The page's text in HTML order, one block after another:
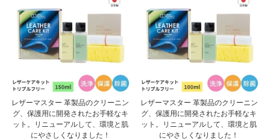
レザーマスター 革製品のクリーニン
グ、保護用に開発されたお手軽なキ
ット。リニューアルして、環境と肌
にやさしくなりました！
レザーマスター 革製品のクリーニン
グ、保護用に開発されたお手軽なキ
ット。リニューアルして、環境と肌
にやさしくなりました！